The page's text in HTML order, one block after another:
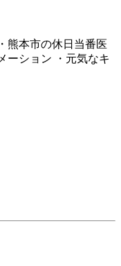
熊本市の休日当番医
ーション ・元気なキ